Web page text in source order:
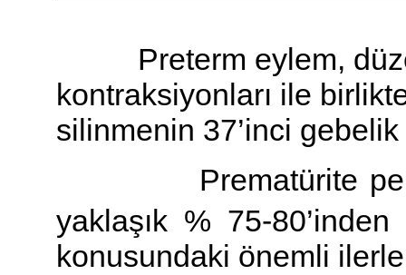
Preterm eylem,
kontraksiyonları ile
silinmenin 37’inci gebelik
Prematürite
yaklaşık % 75-80’inden
konusundaki önemli